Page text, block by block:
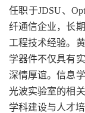
任职于JDSU、
纤通信企业，长
工程技术经验。
学器件不仅具有
深情厚谊。信息
光波实验室的相
学科建设与人才培